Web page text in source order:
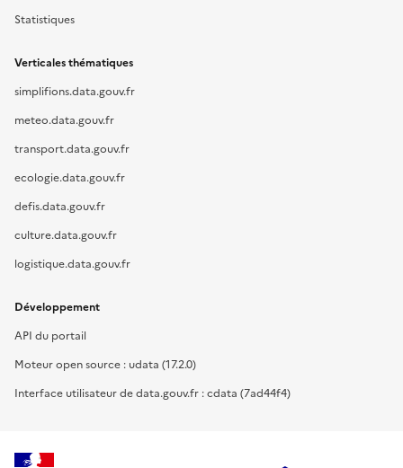
Statistiques
Verticales thématiques
simplifions.data.gouv.fr
meteo.data.gouv.fr
transport.data.gouv.fr
ecologie.data.gouv.fr
defis.data.gouv.fr
culture.data.gouv.fr
logistique.data.gouv.fr
Développement
API du portail
Moteur open source : udata (17.2.0)
Interface utilisateur de data.gouv.fr : cdata (7ad44f4)